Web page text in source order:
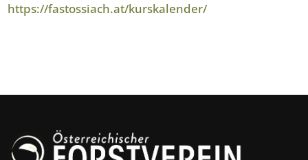
https://fastossiach.at/kurskalender/